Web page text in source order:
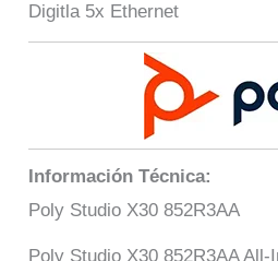
Digitla 5x Ethernet
Información Técnica:
Poly Studio X30 852R3AA
Poly Studio X30 852R3AA